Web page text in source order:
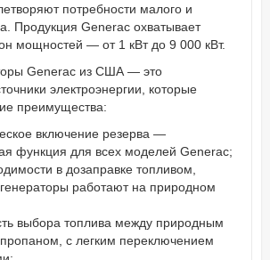
потребности малого и
Продукция Generac охватывает
мощностей — от 1 кВт до 9 000 кВт.
Generac из США — это
электроэнергии, которые
преимущества:
включение резерва —
функция для всех моделей Generac;
в дозаправке топливом,
генераторы работают на природном
выбора топлива между природным
с легким переключением